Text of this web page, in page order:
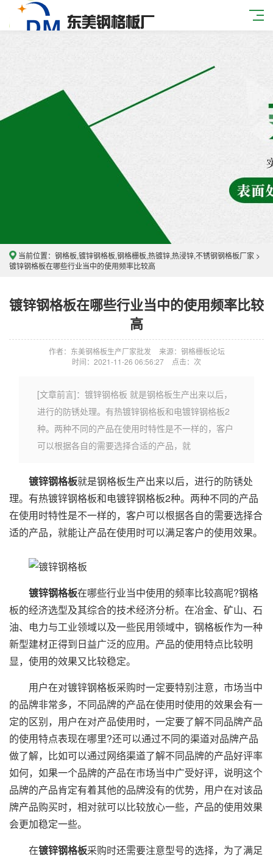
当前位置： 钢格板,镀锌钢格板,钢格栅板,热镀锌,热浸锌,不锈钢钢格板厂家 >
镀锌钢格板在哪些行业当中的使用频率比较高
镀锌钢格板在哪些行业当中的使用频率比较
高
作者：东美钢格板生产厂家批发
来源：钢格栅板论坛
时间：2021-11-26 06:56:27
点击： 次
[文章前言]：镀锌钢格板 就是钢格板生产出来以后，
进行的防锈处理。有热镀锌钢格板和电镀锌钢格板2
种。两种不同的产品在使用时特性是不一样的，客户
可以根据各自的需要选择合适的产品，就
镀锌钢格板就是钢格板生产出来以后，进行的防锈处
理。有热镀锌钢格板和电镀锌钢格板2种。两种不同的产品
在使用时特性是不一样的，客户可以根据各自的需要选择合
适的产品，就能让产品在使用时可以满足客户的使用效果。
镀锌钢格板在哪些行业当中使用的频率比较高呢?钢格
板的经济选型及其综合的技术经济分析。在冶金、矿山、石
油、电力与工业领域以及一些民用领域中，钢格板作为一种
新型建材正得到日益广泛的应用。产品的使用特点比较明
显，使用的效果又比较稳定。
用户在对镀锌钢格板采购时一定要特别注意，市场当中
的品牌非常多，不同品牌的产品在使用时使用的效果会有一
定的区别，用户在对产品使用时，一定要了解不同品牌产品
的使用特点表现在哪里?还可以通过不同的渠道对品牌产品
做了解，比如可以通过网络渠道了解不同品牌的产品好评率
如何，如果一个品牌的产品在市场当中广受好评，说明这个
品牌的产品肯定有着其他的品牌没有的优势，用户在对该品
牌产品购买时，相对就可以比较放心一些，产品的使用效果
会更加稳定一些。
在镀锌钢格板采购时还需要注意型号的选择，为了满足